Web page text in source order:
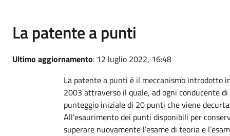
La patente a punti
Ultimo aggiornamento: 12 luglio 2022, 16:48
La patente a punti è il meccanismo introdotto
2003 attraverso il quale, ad ogni conducente
punteggio iniziale di 20 punti che viene
All’esaurimento dei punti disponibili per
superare nuovamente l’esame di teoria e